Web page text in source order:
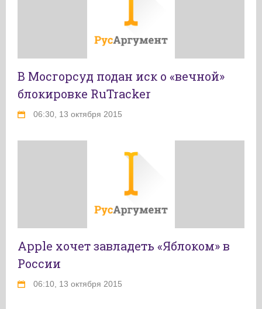
В Мосгорсуд подан иск о «вечной»
блокировке RuTracker
06:30, 13 октября 2015
Apple хочет завладеть «Яблоком» в
России
06:10, 13 октября 2015